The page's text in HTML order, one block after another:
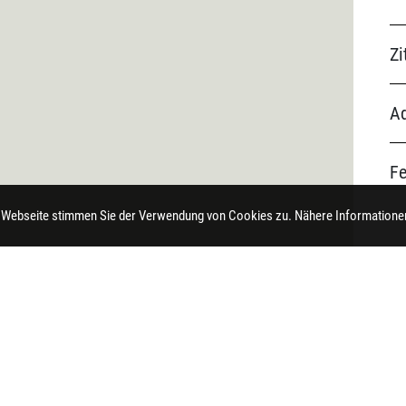
stimmen Sie der Verwendung von Cookies zu. Nähere